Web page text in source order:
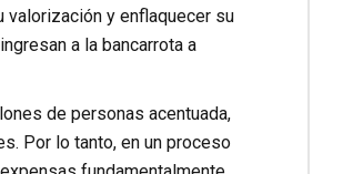
y enflaquecer su
a la bancarrota a
de personas acentuada,
Por lo tanto, en un proceso